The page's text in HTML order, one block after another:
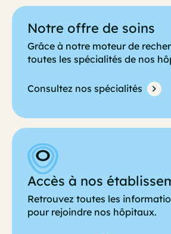
Notre offre de soins
Grâce à notre moteur de
toutes les spécialités de nos
Consultez nos spécialités
Accès à nos
Retrouvez toutes les
pour rejoindre nos hôpitaux.